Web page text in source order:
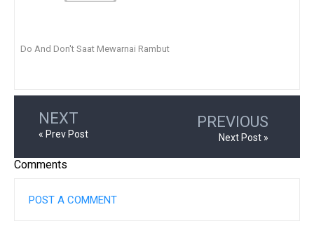
Do And Don't Saat Mewarnai Rambut
NEXT
« Prev Post
PREVIOUS
Next Post »
Comments
POST A COMMENT